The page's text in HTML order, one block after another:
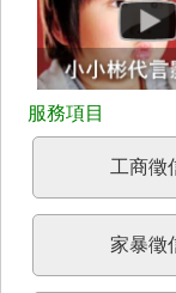
工商徵
家暴徵